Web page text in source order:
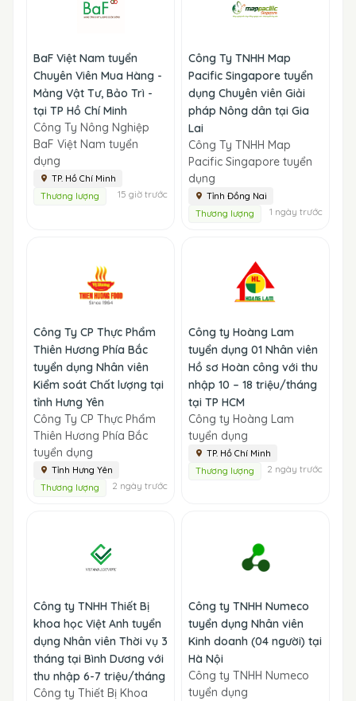
BaF Việt Nam tuyển
Chuyên Viên Mua Hàng -
Mảng Vật Tư, Bảo Trì -
tại TP Hồ Chí Minh
Công Ty Nông Nghiệp
BaF Việt Nam tuyển
dụng
TP. Hồ Chí Minh
Thương lượng
15 giờ trước
Công Ty TNHH Map
Pacific Singapore tuyển
dụng Chuyên viên Giải
pháp Nông dân tại Gia
Lai
Công Ty TNHH Map
Pacific Singapore tuyển
dụng
Tỉnh Đồng Nai
Thương lượng
1 ngày trước
Công Ty CP Thực Phẩm
Thiên Hương Phía Bắc
tuyển dụng Nhân viên
Kiểm soát Chất lượng tại
tỉnh Hưng Yên
Công Ty CP Thực Phẩm
Thiên Hương Phía Bắc
tuyển dụng
Tỉnh Hưng Yên
Thương lượng
2 ngày trước
Công ty Hoàng Lam
tuyển dụng 01 Nhân viên
Hồ sơ Hoàn công với thu
nhập 10 – 18 triệu/tháng
tại TP HCM
Công ty Hoàng Lam
tuyển dụng
TP. Hồ Chí Minh
Thương lượng
2 ngày trước
Công ty TNHH Thiết Bị
khoa học Việt Anh tuyển
dụng Nhân viên Thời vụ 3
tháng tại Bình Dương với
thu nhập 6-7 triệu/tháng
Công ty Thiết Bị Khoa
Công ty TNHH Numeco
tuyển dụng Nhân viên
Kinh doanh (04 người) tại
Hà Nội
Công ty TNHH Numeco
tuyển dụng